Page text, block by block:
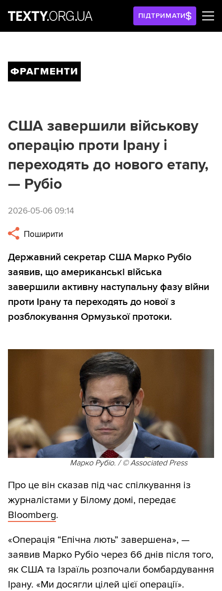
ПІДТРИМАТИ
ФРАГМЕНТИ
США завершили військову
операцію проти Ірану і
переходять до нового етапу,
— Рубіо
2026-05-06 09:14
Поширити
Державний секретар США Марко Рубіо
заявив, що американські війська
завершили активну наступальну фазу війни
проти Ірану та переходять до нової з
розблокування Ормузької протоки.
Марко Рубіо. / © Associated Press
Про це він сказав під час спілкування із
журналістами у Білому домі, передає
Bloomberg.
«Операція “Епічна лють” завершена», —
заявив Марко Рубіо через 66 днів після того,
як США та Ізраїль розпочали бомбардування
Ірану. «Ми досягли цілей цієї операції».